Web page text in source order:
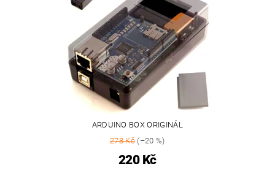
ARDUINO BOX ORIGINÁL
278 Kč(–20 %)
220 Kč